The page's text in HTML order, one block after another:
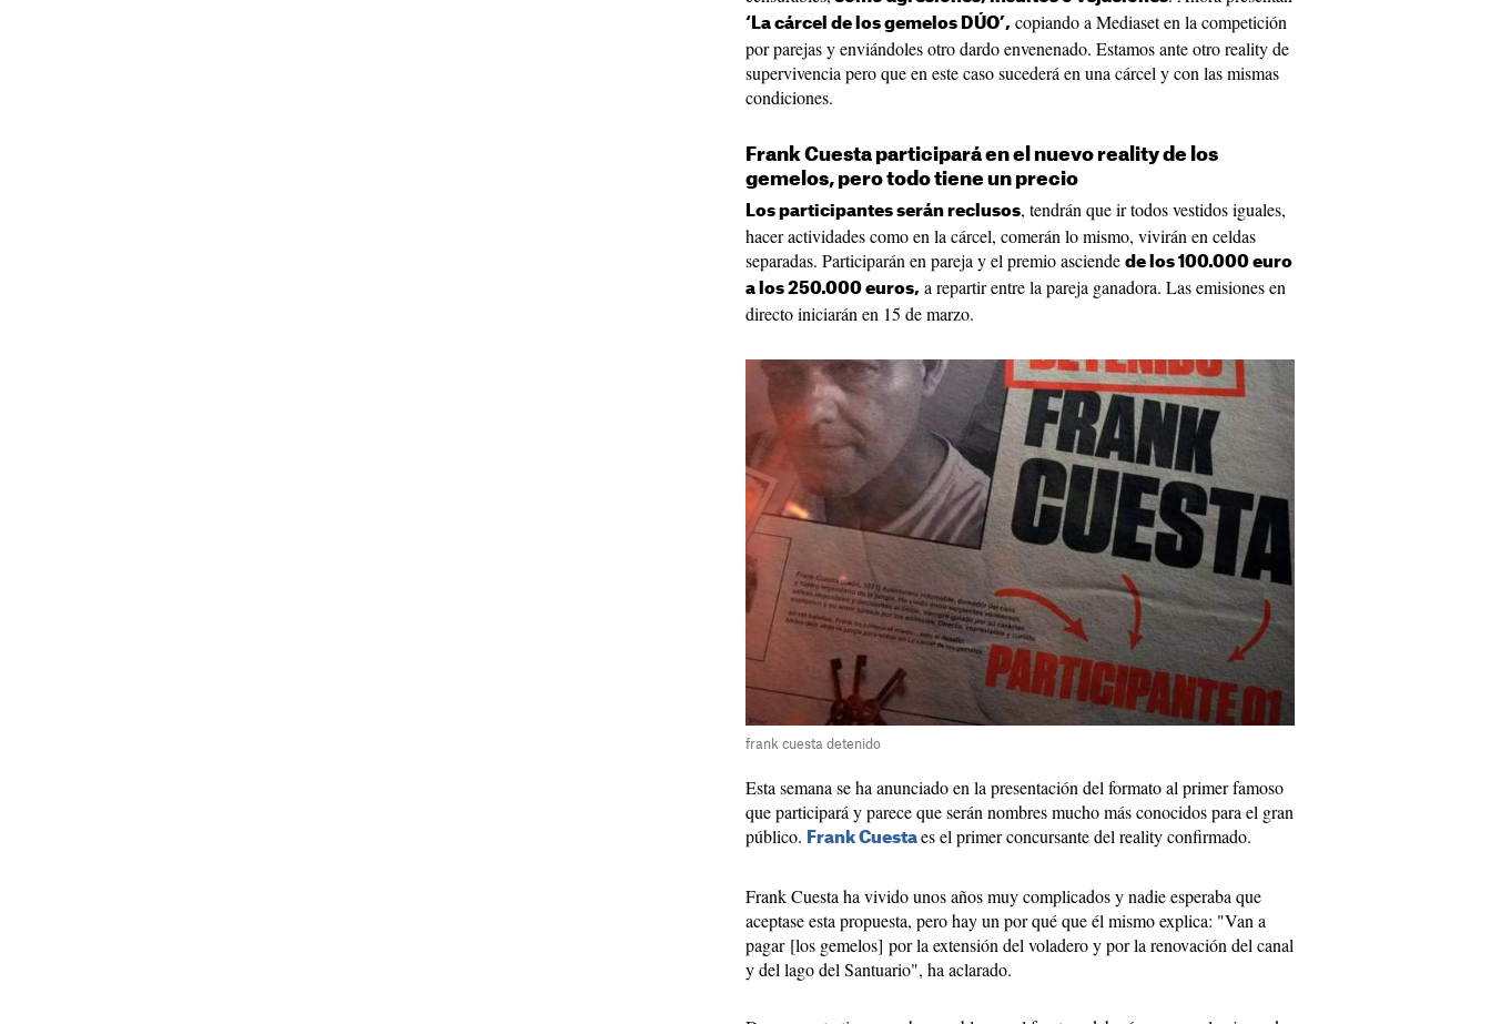
‘La cárcel de los gemelos DÚO’, copiando a Mediaset en la competición
por parejas y enviándoles otro dardo envenenado. Estamos ante otro reality de
supervivencia pero que en este caso sucederá en una cárcel y con las mismas
condiciones.
Frank Cuesta participará en el nuevo reality de los
gemelos, pero todo tiene un precio
Los participantes serán reclusos, tendrán que ir todos vestidos iguales,
hacer actividades como en la cárcel, comerán lo mismo, vivirán en celdas
separadas. Participarán en pareja y el premio asciende de los 100.000 euro
a los 250.000 euros, a repartir entre la pareja ganadora. Las emisiones en
directo iniciarán en 15 de marzo.
frank cuesta detenido
Esta semana se ha anunciado en la presentación del formato al primer famoso
que participará y parece que serán nombres mucho más conocidos para el gran
público. Frank Cuesta es el primer concursante del reality confirmado.
Frank Cuesta ha vivido unos años muy complicados y nadie esperaba que
aceptase esta propuesta, pero hay un por qué que él mismo explica: "Van a
pagar [los gemelos] por la extensión del voladero y por la renovación del canal
y del lago del Santuario", ha aclarado.